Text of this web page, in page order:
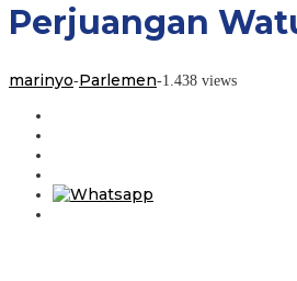
Perjuangan
marinyo-Parlemen-1.438 views